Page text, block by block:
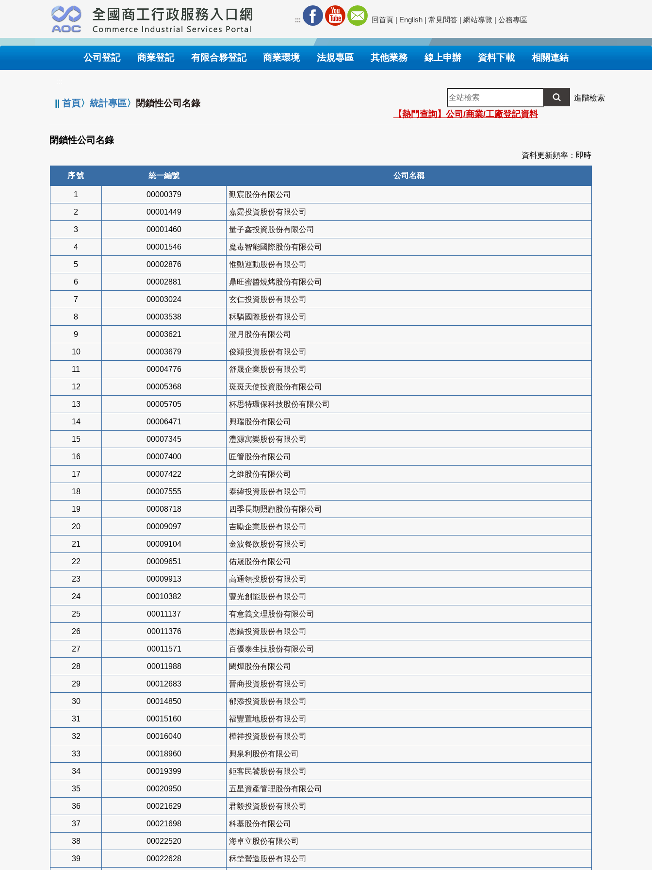
要
內
::: 回首頁 | English | 常見問答 | 網站導覽 | 公務專區
公司登記 商業登記 有限合夥登記 商業環境 法規專區 其他業務 線上申辦 資料下載 相關連結
||首頁〉統計專區〉 閉鎖性公司名錄
全
站
檢
索
進階檢索
【熱門查詢】公司/商業/工廠登記資料
閉鎖性公司名錄
資料更新頻率：即時
序號 統一編號 公司名稱
1 00000379 勤宸股份有限公司
2 00001449 嘉霆投資股份有限公司
3 00001460 量子鑫投資股份有限公司
4 00001546 魔毒智能國際股份有限公司
5 00002876 惟動運動股份有限公司
6 00002881 鼎旺蜜醬燒烤股份有限公司
7 00003024 玄仁投資股份有限公司
8 00003538 秝驎國際股份有限公司
9 00003621 澄月股份有限公司
10 00003679 俊穎投資股份有限公司
11 00004776 舒晟企業股份有限公司
12 00005368 斑斑天使投資股份有限公司
13 00005705 杯思特環保科技股份有限公司
14 00006471 興瑞股份有限公司
15 00007345 灃源寓樂股份有限公司
16 00007400 匠管股份有限公司
17 00007422 之維股份有限公司
18 00007555 泰緯投資股份有限公司
19 00008718 四季長期照顧股份有限公司
20 00009097 吉勵企業股份有限公司
21 00009104 金波餐飲股份有限公司
22 00009651 佑晟股份有限公司
23 00009913 高通領投股份有限公司
24 00010382 豐光創能股份有限公司
25 00011137 有意義文理股份有限公司
26 00011376 恩鎬投資股份有限公司
27 00011571 百優泰生技股份有限公司
28 00011988 閎燁股份有限公司
29 00012683 晉商投資股份有限公司
30 00014850 郁添投資股份有限公司
31 00015160 福豐置地股份有限公司
32 00016040 樺祥投資股份有限公司
33 00018960 興泉利股份有限公司
34 00019399 鉅客民饕股份有限公司
35 00020950 五星資產管理股份有限公司
36 00021629 君毅投資股份有限公司
37 00021698 科基股份有限公司
38 00022520 海卓立股份有限公司
39 00022628 秝埜營造股份有限公司